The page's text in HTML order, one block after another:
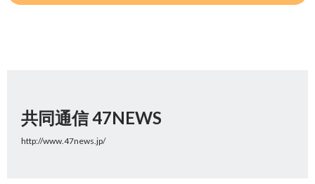
共同通信 47NEWS
http://www.47news.jp/